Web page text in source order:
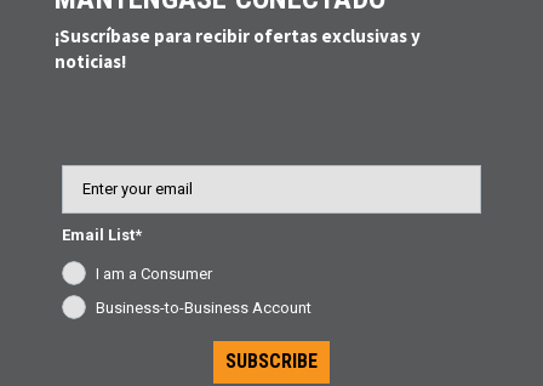
¡Suscríbase para recibir ofertas exclusivas y
noticias!
Email List*
I am a Consumer
Business-to-Business Account
SUBSCRIBE